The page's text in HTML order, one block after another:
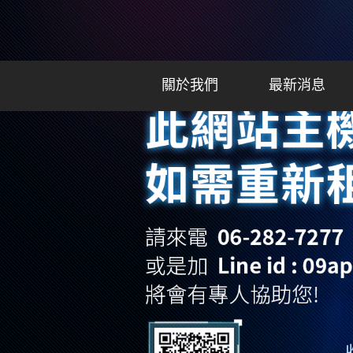
關於我們 最新消息